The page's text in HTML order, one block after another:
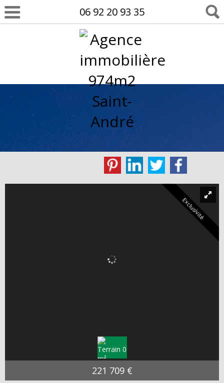
06 92 20 93 35
Exclusivité
221 709 €